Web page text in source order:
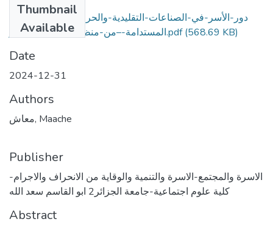
Thumbnail
Available
دور-الأسر-في-الصناعات-التقليدية-والحرف-لتحقيق-التنمية-
المستدامة-–من-منظور-القانون-الجزائر.pdf(568.69 KB)
Date
2024-12-31
Authors
معاش, Maache
Publisher
الاسرة والمجتمع-الاسرة والتنمية والوقاية من الانحراف والاجرام-
كلية علوم اجتماعية-جامعة الجزائر2 ابو القاسم سعد الله
Abstract